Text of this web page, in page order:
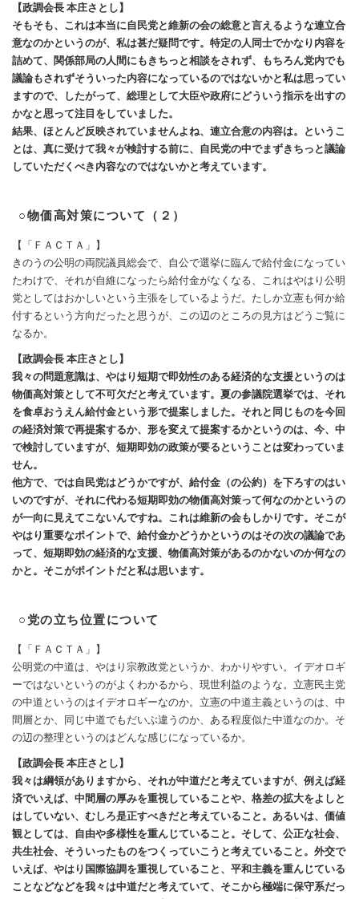
【政調会長 本庄さとし】
そもそも、これは本当に自民党と維新の会の総意と言えるような連立合
意なのかというのが、私は甚だ疑問です。特定の人同士でかなり内容を
詰めて、関係部局の人間にもきちっと相談をされず、もちろん党内でも
議論もされずそういった内容になっているのではないかと私は思ってい
ますので、したがって、総理として大臣や政府にどういう指示を出すの
かなと思って注目をしていました。
結果、ほとんど反映されていませんよね、連立合意の内容は。というこ
とは、真に受けて我々が検討する前に、自民党の中でまずきちっと議論
していただくべき内容なのではないかと考えています。
○物価高対策について（２）
【「ＦＡＣＴＡ」】
きのうの公明の両院議員総会で、自公で選挙に臨んで給付金になってい
たわけで、それが自維になったら給付金がなくなる、これはやはり公明
党としてはおかしいという主張をしているようだ。たしか立憲も何か給
付するという方向だったと思うが、この辺のところの見方はどうご覧に
なるか。
【政調会長 本庄さとし】
我々の問題意識は、やはり短期で即効性のある経済的な支援というのは
物価高対策として不可欠だと考えています。夏の参議院選挙では、それ
を食卓おうえん給付金という形で提案しました。それと同じものを今回
の経済対策で再提案するか、形を変えて提案するかというのは、今、中
で検討していますが、短期即効の政策が要るということは変わっていま
せん。
他方で、では自民党はどうかですが、給付金（の公約）を下ろすのはい
いのですが、それに代わる短期即効の物価高対策って何なのかというの
が一向に見えてこないんですね。これは維新の会もしかりです。そこが
やはり重要なポイントで、給付金かどうかというのはその次の議論であ
って、短期即効の経済的な支援、物価高対策があるのかないのか何なの
かと。そこがポイントだと私は思います。
○党の立ち位置について
【「ＦＡＣＴＡ」】
公明党の中道は、やはり宗教政党というか、わかりやすい。イデオロギ
ーではないというのがよくわかるから、現世利益のような。立憲民主党
の中道というのはイデオロギーなのか。立憲の中道主義というのは、中
間層とか、同じ中道でもだいぶ違うのか、ある程度似た中道なのか。そ
の辺の整理というのはどんな感じになっているか。
【政調会長 本庄さとし】
我々は綱領がありますから、それが中道だと考えていますが、例えば経
済でいえば、中間層の厚みを重視していることや、格差の拡大をよしと
はしていない、むしろ是正すべきだと考えていること。あるいは、価値
観としては、自由や多様性を重んじていること。そして、公正な社会、
共生社会、そういったものをつくっていこうと考えていること。外交で
いえば、やはり国際協調を重視していること、平和主義を重んじている
ことなどなどを我々は中道だと考えていて、そこから極端に保守系だっ